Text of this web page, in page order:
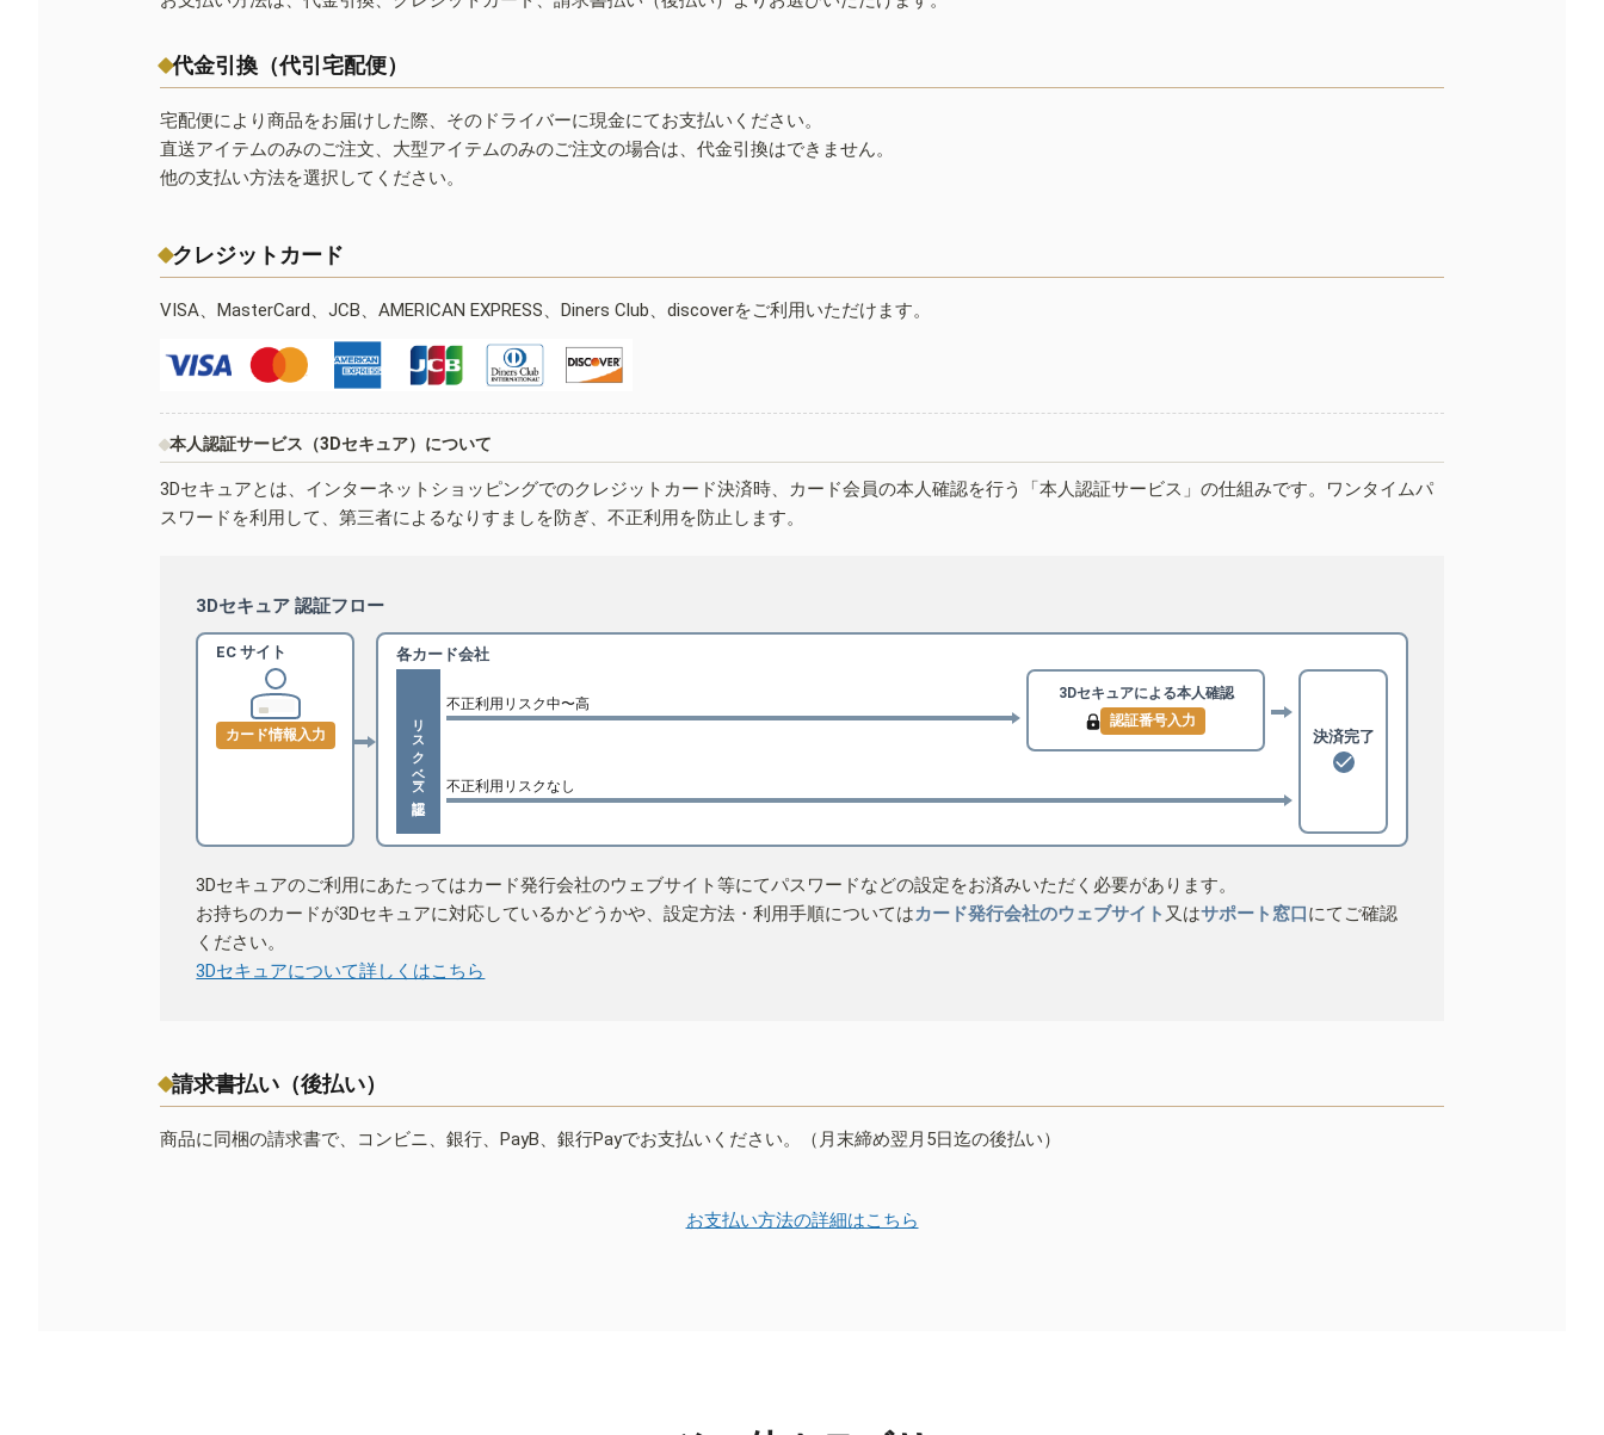
代金引換（代引宅配便）
宅配便により商品をお届けした際、そのドライバーに現金にてお支払いください。
直送アイテムのみのご注文、大型アイテムのみのご注文の場合は、代金引換はできません。
他の支払い方法を選択してください。
クレジットカード
VISA、MasterCard、JCB、AMERICAN EXPRESS、Diners Club、discoverをご利用いただけます。
本人認証サービス（3Dセキュア）について
3Dセキュアとは、インターネットショッピングでのクレジットカード決済時、カード会員の本人確認を行う「本人認証サービス」の仕組みです。ワンタイムパ
スワードを利用して、第三者によるなりすましを防ぎ、不正利用を防止します。
3Dセキュア 認証フロー
EC サイト
カード情報入力
各カード会社
リスクベース認証
不正利用リスク中〜高
3Dセキュアによる本人確認
認証番号入力
不正利用リスクなし
決済完了
3Dセキュアのご利用にあたってはカード発行会社のウェブサイト等にてパスワードなどの設定をお済みいただく必要があります。
お持ちのカードが3Dセキュアに対応しているかどうかや、設定方法・利用手順についてはカード発行会社のウェブサイト 又はサポート窓口にてご確認
ください。
3Dセキュアについて詳しくはこちら
請求書払い（後払い）
商品に同梱の請求書で、コンビニ、銀行、PayB、銀行Payでお支払いください。（月末締め翌月5日迄の後払い）
お支払い方法の詳細はこちら